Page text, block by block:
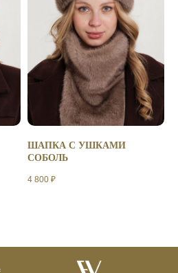
ШАПКА С УШКАМИ
СОБОЛЬ
4 800 ₽